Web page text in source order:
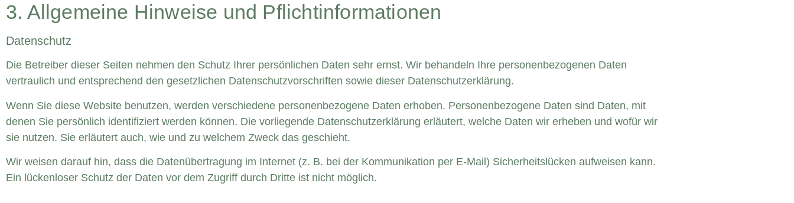
3. Allgemeine Hinweise und Pflicht­informationen
Datenschutz
Die Betreiber dieser Seiten nehmen den Schutz Ihrer persönlichen Daten sehr ernst. Wir behandeln Ihre personenbezogenen Daten
vertraulich und entsprechend den gesetzlichen Datenschutzvorschriften sowie dieser Datenschutzerklärung.
Wenn Sie diese Website benutzen, werden verschiedene personenbezogene Daten erhoben. Personenbezogene Daten sind Daten, mit
denen Sie persönlich identifiziert werden können. Die vorliegende Datenschutzerklärung erläutert, welche Daten wir erheben und wofür wir
sie nutzen. Sie erläutert auch, wie und zu welchem Zweck das geschieht.
Wir weisen darauf hin, dass die Datenübertragung im Internet (z. B. bei der Kommunikation per E-Mail) Sicherheitslücken aufweisen kann.
Ein lückenloser Schutz der Daten vor dem Zugriff durch Dritte ist nicht möglich.